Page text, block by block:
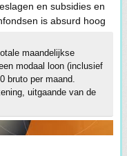
en subsidies en
is absurd hoog
maandelijkse
modaal loon (inclusief
bruto per maand.
uitgaande van de